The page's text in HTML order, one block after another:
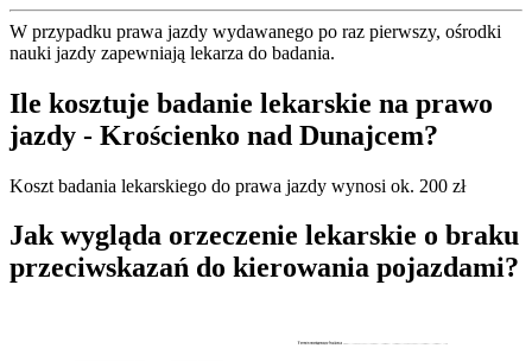
W przypadku prawa jazdy wydawanego po raz pierwszy, ośrodki
nauki jazdy zapewniają lekarza do badania.
Ile kosztuje badanie lekarskie na prawo
jazdy - Krościenko nad Dunajcem?
Koszt badania lekarskiego do prawa jazdy wynosi ok. 200 zł
Jak wygląda orzeczenie lekarskie o braku
przeciwskazań do kierowania pojazdami?